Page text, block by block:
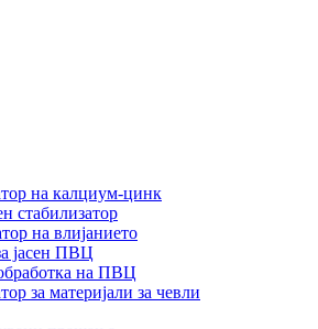
на калциум-цинк
стабилизатор
на влијанието
јасен ПВЦ
на ПВЦ
за материјали за чевли